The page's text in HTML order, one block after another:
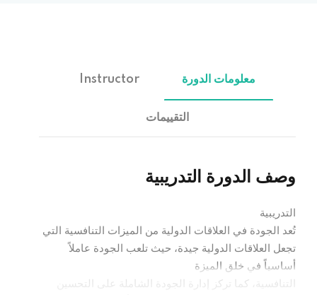
معلومات الدورة Instructor
التقييمات
وصف الدورة التدريبية
التدريبية
تُعد الجودة في العلاقات الدولية من الميزات التنافسية التي
تجعل العلاقات الدولية جيدة، حيث تلعب الجودة عاملاً
أساسياً في خلق الميزة
التنافسية، كما تركز إدارة الجودة الشاملة على التحسين